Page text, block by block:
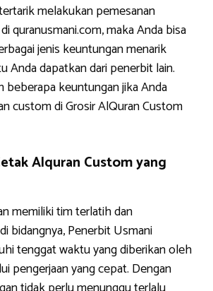
melakukan pemesanan
quranusmani.com, maka Anda bisa
jenis keuntungan menarik
Anda dapatkan dari penerbit lain.
beberapa keuntungan jika Anda
custom di Grosir AlQuran Custom
Alquran Custom yang
memiliki tim terlatih dan
bidangnya, Penerbit Usmani
tenggat waktu yang diberikan oleh
pengerjaan yang cepat. Dengan